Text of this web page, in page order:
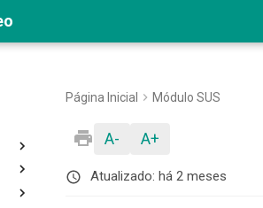
Página Inicial Módulo SUS
A- A+
Atualizado: há 2 meses